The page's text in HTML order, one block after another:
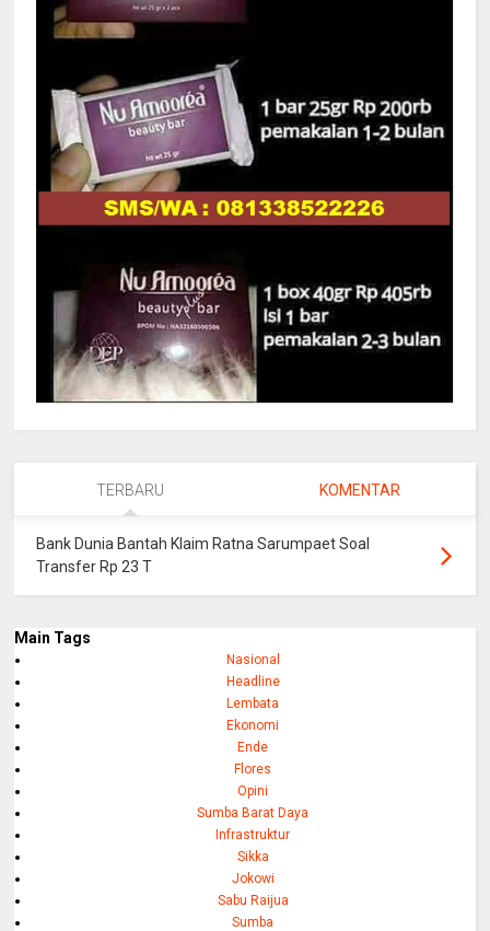
TERBARU KOMENTAR
Bank Dunia Bantah Klaim Ratna Sarumpaet Soal
Transfer Rp 23 T
Main Tags
Nasional
Headline
Lembata
Ekonomi
Ende
Flores
Opini
Sumba Barat Daya
Infrastruktur
Sikka
Jokowi
Sabu Raijua
Sumba